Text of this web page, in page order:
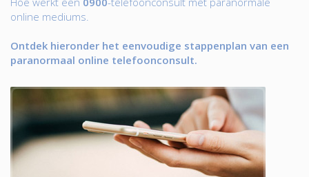
online mediums.
Ontdek hieronder het eenvoudige stappenplan van een
paranormaal online telefoonconsult.